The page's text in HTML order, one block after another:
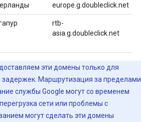
europe.g.doubleclick.net
rtb-
asia.g.doubleclick.net
эти домены только для
задержек. Маршрутизация за пределами
службы Google могут со временем
сети или проблемы с
могут сделать эти домены